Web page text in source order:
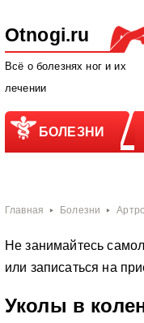
Otnogi.ru
Всё о болезнях ног и их
лечении
БОЛЕЗНИ
Главная Болезни
Не занимайтесь
или записаться на
Уколы в